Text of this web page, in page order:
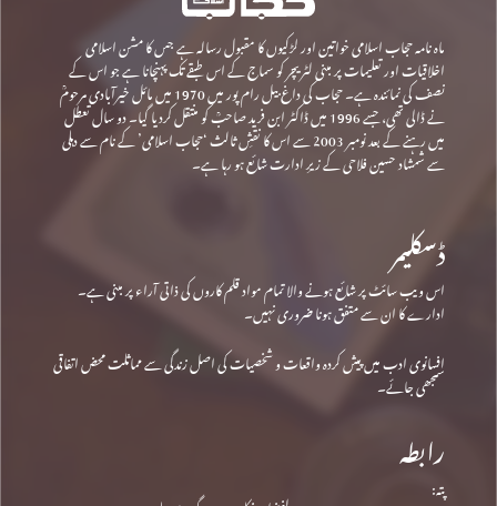
ماہ نامہ حجاب اسلامی خواتین اور لڑکیوں کا مقبول رسالہ ہے جس کا مشن اسلامی
اخلاقیات اور تعلیمات پر مبنی لٹریچر کو سماج کے اس طبقے تک پہنچانا ہے جو اس کے
نصف کی نمائندہ ہے۔ حجاب کی داغ بیل رام پور میں 1970 میں مائل خیرآبادی مرحومؒ
نے ڈالی تھی، جسے 1996 میں ڈاکٹر ابن فرید صاحبؒ کو منتقل کردیا گیا۔ دو سال تعطل
میں رہنے کے بعد نومبر 2003 سے اس کا نقشِ ثالث ‘حجاب اسلامی’ کے نام سے دہلی
سے شمشاد حسین فلاحی کے زیرِ ادارت شائع ہو رہا ہے۔
ڈسکلیمر
اس ویب سائٹ پر شائع ہونے والا تمام مواد قلم کاروں کی ذاتی آراء پر مبنی ہے۔
ادارے کا ان سے متفق ہونا ضروری نہیں۔
افسانوی ادب میں پیش کردہ واقعات و شخصیات کی اصل زندگی سے مماثلت محض اتفاقی
سمجھی جائے۔
رابطہ
پتہ: